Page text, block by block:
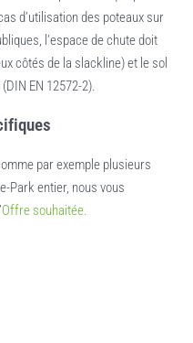
d’utilisation des poteaux sur
l’espace de chute doit
côtés de la slackline) et le sol
EN 12572-2).
par exemple plusieurs
Park entier, nous vous
Offre souhaitée.